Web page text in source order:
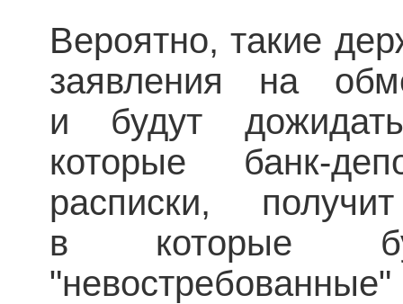
Вероятно, такие
заявления на
и будут
которые банк-
расписки,
в которые
"невостребованные"